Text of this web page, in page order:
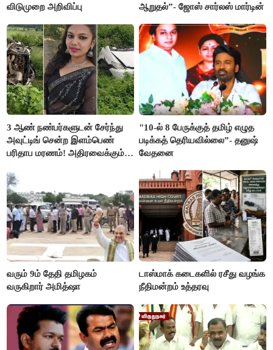
விடுமுறை அறிவிப்பு
ஆறுதல்”- ஜோஸ் சார்லஸ் மார்டின்
3 ஆண் நண்பர்களுடன் சேர்ந்து
அவுட்டிங் சென்ற இளம்பெண்
பரிதாப மரணம்! அதிரவைக்கும்
"10-ல் 8 பேருக்குத் தமிழ் எழுத
படிக்கத் தெரியவில்லை”- தனுஷ்
வேதனை
வரும் 9ம் தேதி தமிழகம்
வருகிறார் அமித்ஷா
டாஸ்மாக் கடைகளில் ரசீது வழங்க
நீதிமன்றம் உத்தரவு